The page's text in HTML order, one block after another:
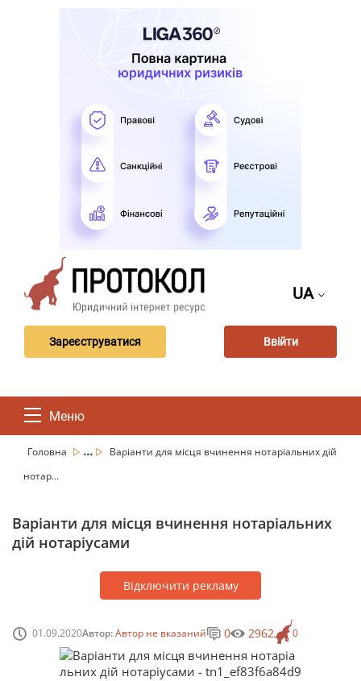
UA
Зареєструватися Ввійти
Меню
Головна ...
Варіанти для місця вчинення нотаріальних дій
нотар...
Варіанти для місця вчинення нотаріальних
дій нотаріусами
Відключити рекламу
01.09.2020Автор:Автор не вказаний 0
0 2962